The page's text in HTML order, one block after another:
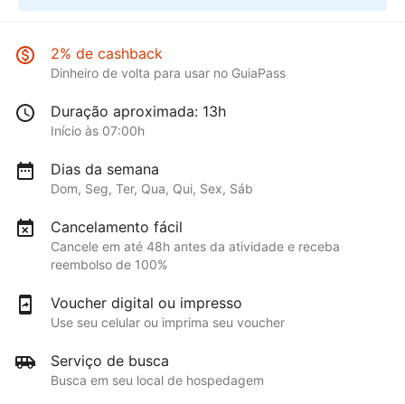
2% de cashback
Dinheiro de volta para usar no GuiaPass
Duração aproximada: 13h
Início às 07:00h
Dias da semana
Dom, Seg, Ter, Qua, Qui, Sex, Sáb
Cancelamento fácil
Cancele em até 48h antes da atividade e receba
reembolso de 100%
Voucher digital ou impresso
Use seu celular ou imprima seu voucher
Serviço de busca
Busca em seu local de hospedagem